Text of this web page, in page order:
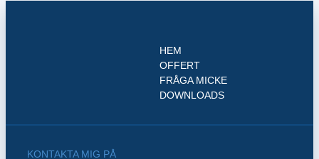
HEM
OFFERT
FRÅGA MICKE
DOWNLOADS
KONTAKTA MIG PÅ